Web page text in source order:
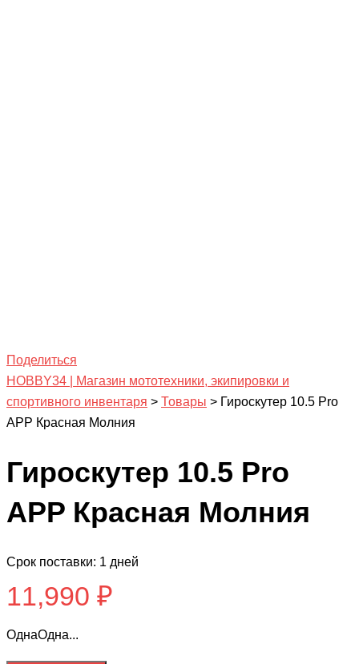
Поделиться
HOBBY34 | Магазин мототехники, экипировки и
спортивного инвентаря > Товары > Гироскутер 10.5 Pro
APP Красная Молния
Гироскутер 10.5 Pro
APP Красная Молния
Срок поставки: 1 дней
11,990 ₽
ОднаОдна...